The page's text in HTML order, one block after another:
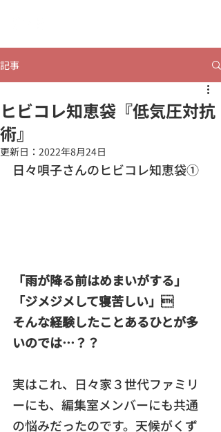
記事
ヒビコレ知恵袋『低気圧対抗
術』
更新日： 2022年8月24日
日々唄子さんのヒビコレ知恵袋①
「雨が降る前はめまいがする」
「ジメジメして寝苦しい」
そんな経験したことあるひとが多
いのでは…？？
実はこれ、日々家３世代ファミリ
ーにも、編集室メンバーにも共通
の悩みだったのです。天候がくず